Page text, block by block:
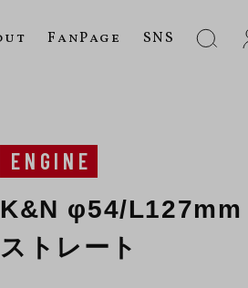
FanPage SNS
ENGINE
K&N φ54/L127mm
ストレート